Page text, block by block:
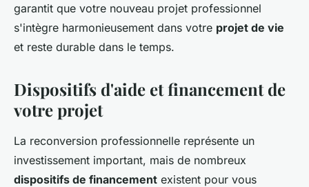
garantit que votre nouveau projet professionnel
s'intègre harmonieusement dans votre projet de vie
et reste durable dans le temps.
Dispositifs d'aide et financement de
votre projet
La reconversion professionnelle représente un
investissement important, mais de nombreux
dispositifs de financement existent pour vous